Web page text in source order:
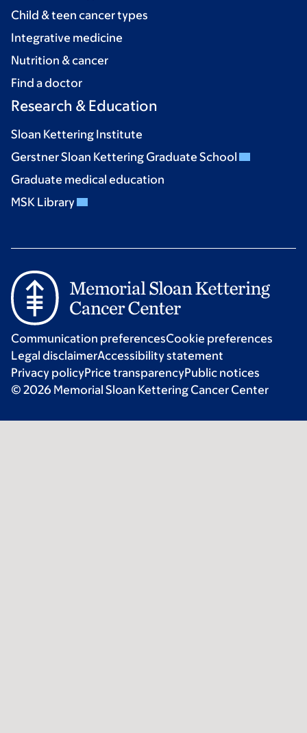
Child & teen cancer types
Integrative medicine
Nutrition & cancer
Find a doctor
Research & Education
Sloan Kettering Institute
Gerstner Sloan Kettering Graduate School
Graduate medical education
MSK Library
Communication preferencesCookie preferences
Legal disclaimerAccessibility statement
Privacy policyPrice transparencyPublic notices
© 2026 Memorial Sloan Kettering Cancer Center